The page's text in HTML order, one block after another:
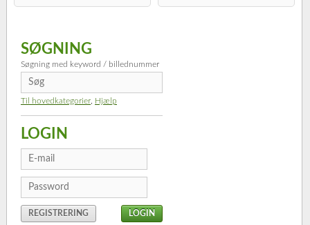
SØGNING
Søgning med keyword / billednummer
Til hovedkategorier Hjælp
LOGIN
REGISTRERING